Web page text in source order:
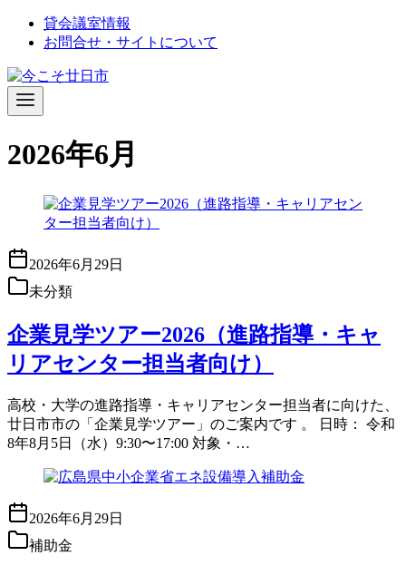
ン
ツ
へ
動
貸会議室情報
お問合せ・サイトについて
2026年6月
2026年6月29日
未分類
企業見学ツアー2026（進路指導・キャ
リアセンター担当者向け）
高校・大学の進路指導・キャリアセンター担当者に向けた、
廿日市市の「企業見学ツアー」のご案内です 。 日時： 令和
8年8月5日（水）9:30〜17:00 対象・…
2026年6月29日
補助金